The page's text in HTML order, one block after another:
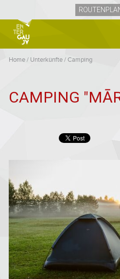
Home/ Unterkünfte/Camping
CAMPING